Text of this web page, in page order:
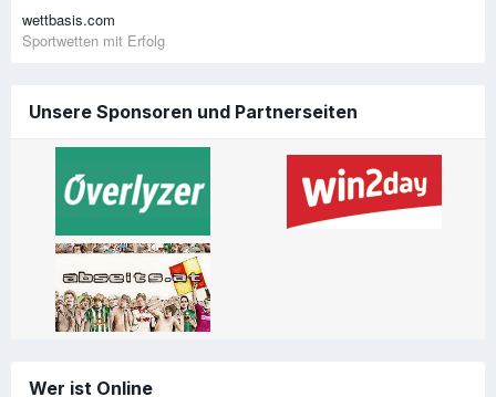
wettbasis.com
Sportwetten mit Erfolg
Unsere Sponsoren und Partnerseiten
Wer ist Online